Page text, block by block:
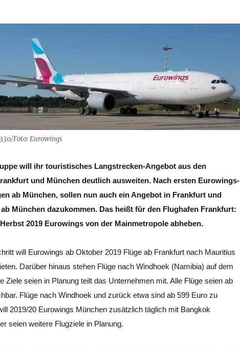
Foto: Eurowings
will ihr touristisches Langstrecken-Angebot aus den
und München deutlich ausweiten. Nach ersten Eurowings-
ab München, sollen nun auch ein Angebot in Frankfurt und
München dazukommen. Das heißt für den Flughafen Frankfurt:
2019 Eurowings von der Mainmetropole abheben.
will Eurowings ab Oktober 2019 Flüge ab Frankfurt nach Mauritius
Darüber hinaus stehen Flüge nach Windhoek (Namibia) auf dem
Ziele seien in Planung teilt das Unternehmen mit. Alle Flüge seien ab
Flüge nach Windhoek und zurück etwa sind ab 599 Euro zu
2019/20 Eurowings München zusätzlich täglich mit Bangkok
seien weitere Flugziele in Planung.